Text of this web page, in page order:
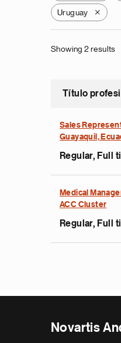
Uruguay X
Showing 2 results
Título
Sales
Guayaquil,
Regular, Full
Medical
ACC Cluster
Regular, Full
Novartis